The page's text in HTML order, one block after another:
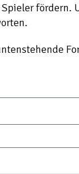
fördern.